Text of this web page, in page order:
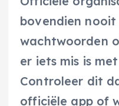
bovendien
wachtwoorden
er iets mis is
Controleer dit
officiële app of